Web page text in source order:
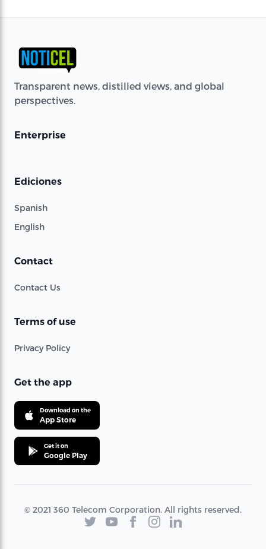
Transparent news, distilled views, and global
perspectives.
Enterprise
Ediciones
Spanish
English
Contact
Contact Us
Terms of use
Privacy Policy
Get the app
Download on the
App Store
Get it on
Google Play
© 2021 360 Telecom Corporation. All rights reserved.